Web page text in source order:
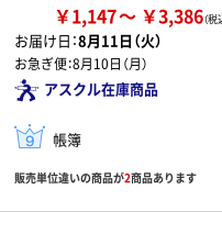
￥1,147 ￥3,386
お届け日：8月11日（火）
お急ぎ便：8月10日（月）
アスクル在庫商品
帳簿
販売単位違いの商品が2商品あります